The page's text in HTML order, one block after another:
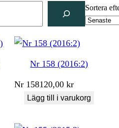
Sortera
Nr 158 (2016:2)
Nr 158120,00kr
Lägg till i varukorg